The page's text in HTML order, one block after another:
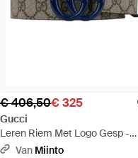
€ 406,50€ 325
Gucci
Leren Riem Met Logo Gesp -
Blauw
Van Miinto